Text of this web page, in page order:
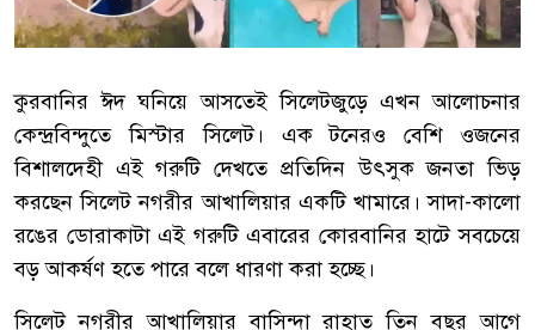
কুরবানির ঈদ ঘনিয়ে আসতেই সিলেটজুড়ে এখন আলোচনার
কেন্দ্রবিন্দুতে মিস্টার সিলেট। এক টনেরও বেশি ওজনের
বিশালদেহী এই গরুটি দেখতে প্রতিদিন উৎসুক জনতা ভিড়
করছেন সিলেট নগরীর আখালিয়ার একটি খামারে। সাদা-কালো
রঙের ডোরাকাটা এই গরুটি এবারের কোরবানির হাটে সবচেয়ে
বড় আকর্ষণ হতে পারে বলে ধারণা করা হচ্ছে।
সিলেট নগরীর আখালিয়ার বাসিন্দা রাহাত তিন বছর আগে